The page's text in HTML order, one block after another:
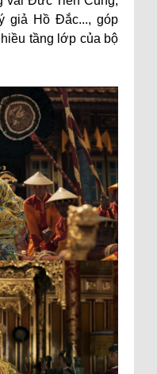
giả Hồ Đắc..., góp
tầng lớp của bộ